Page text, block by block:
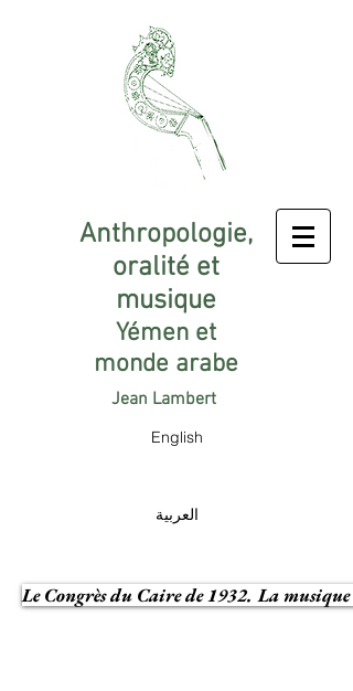
Anthropologie,
oralité et
musique
Yémen et
monde arabe
Jean Lambert
English
العربية
Le Congrès du Caire de 1932. La